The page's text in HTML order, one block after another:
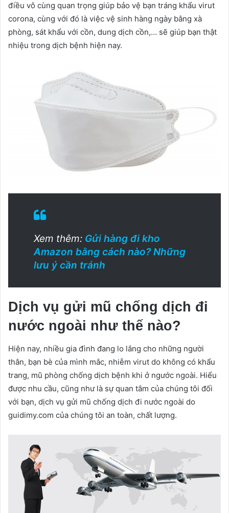
điều vô cùng quan trọng giúp bảo vệ bạn tráng khẩu virut
corona, cùng với đó là việc vệ sinh hàng ngày bằng xà
phòng, sát khẩu với cồn, dung dịch cồn,… sẽ giúp bạn thật
nhiệu trong dịch bệnh hiện nay.
Xem thêm: Gửi hàng đi kho
Amazon bằng cách nào? Những
lưu ý cần tránh
Dịch vụ gửi mũ chống dịch đi
nước ngoài như thế nào?
Hiện nay, nhiều gia đình đang lo lắng cho những người
thân, bạn bè của mình mắc, nhiễm virut do không có khẩu
trang, mũ phòng chống dịch bệnh khi ở ngước ngoài. Hiểu
được nhu cầu, cũng như là sự quan tâm của chúng tôi đối
với bạn, dịch vụ gửi mũ chống dịch đi nước ngoài do
guidimy.com của chúng tôi an toàn, chất lượng.